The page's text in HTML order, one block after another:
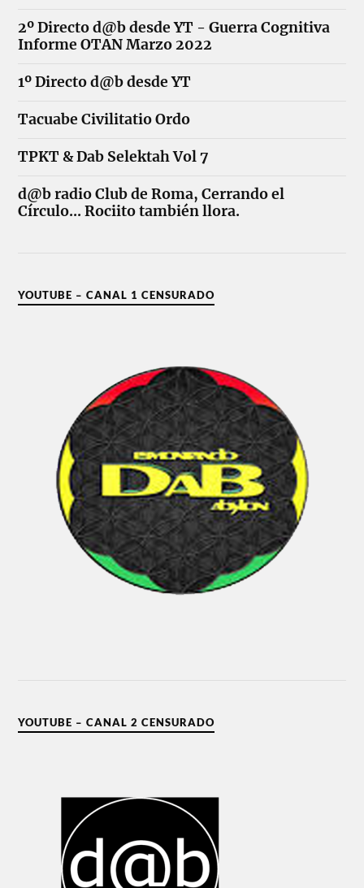
2º Directo d@b desde YT - Guerra Cognitiva
Informe OTAN Marzo 2022
1º Directo d@b desde YT
Tacuabe Civilitatio Ordo
TPKT & Dab Selektah Vol 7
d@b radio Club de Roma, Cerrando el
Círculo... Rociito también llora.
YOUTUBE – CANAL 1 CENSURADO
YOUTUBE – CANAL 2 CENSURADO